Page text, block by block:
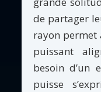
de partager
rayon permet
puissant
besoin d’un
puisse